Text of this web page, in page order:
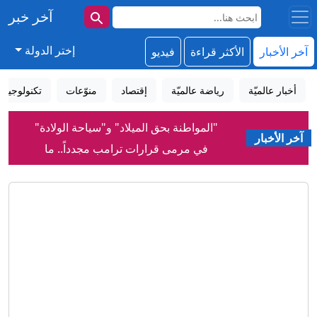
آخر خبر
آخر الأخبار الأكثر قراءة فيديو إختر الدولة
أخبار عالميّة رياضة عالميّة إقتصاد منوّعات تكنولوجيا
آخر الأخبار
"المواطنة بحق الميلاد" و"سياحة الولادة"
في مرمى قرارات ترامب مجدداً.. ما
القصة؟
لقاحات لا تحتاج إلى التبريد... ابتكار قد يحد